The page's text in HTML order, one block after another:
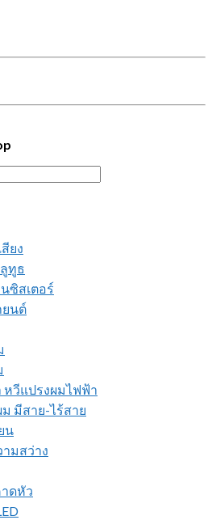
ยง
ทูธ
ซิสเตอร์
นต์
หวีแปรงผมไฟฟ้า
ม มีสาย-ไร้สาย
น
มสว่าง
ดหัว